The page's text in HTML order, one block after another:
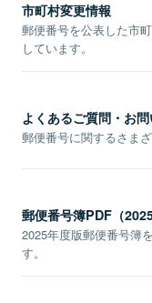
市町村変更情報
郵便番号を公表した市
しています。
よくあるご質問・お
郵便番号に関するさま
郵便番号簿PDF（
2025年度版郵便番号簿
す。